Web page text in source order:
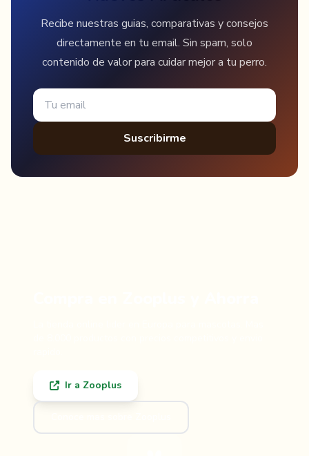
Recibe nuestras guias, comparativas y consejos
directamente en tu email. Sin spam, solo
contenido de valor para cuidar mejor a tu perro.
Suscribirme
Ir a Zooplus